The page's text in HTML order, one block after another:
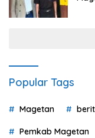
Popular Tags
Magetan
Pemkab Magetan